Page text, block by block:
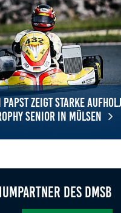
zeigt starke
Senior in Mülsen
des DMSB